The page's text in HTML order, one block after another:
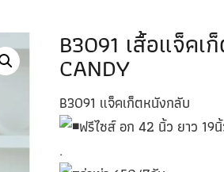
B3091 เสื้อแจ็คเ
CANDY
B3091 แจ็คเก็ตหนังกลับ
ฟรีไซส์ อก 42 นิ้ว ยาว 19
.